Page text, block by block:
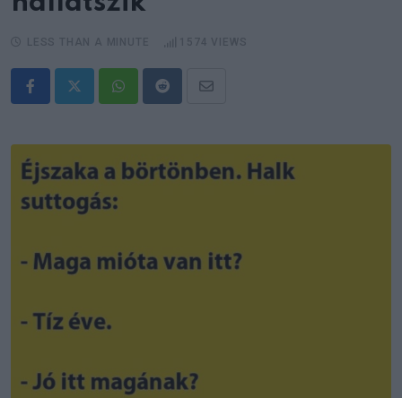
WhatsappRedditShare
Email